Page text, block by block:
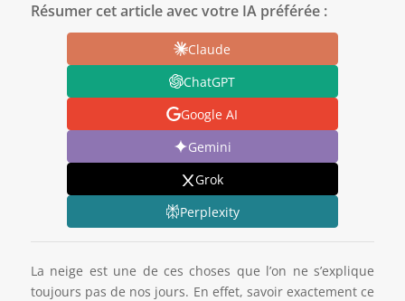
Résumer cet article avec votre IA préférée :
Claude
ChatGPT
Google AI
Gemini
Grok
Perplexity
La neige est une de ces choses que l’on ne s’explique
toujours pas de nos jours. En effet, savoir exactement ce